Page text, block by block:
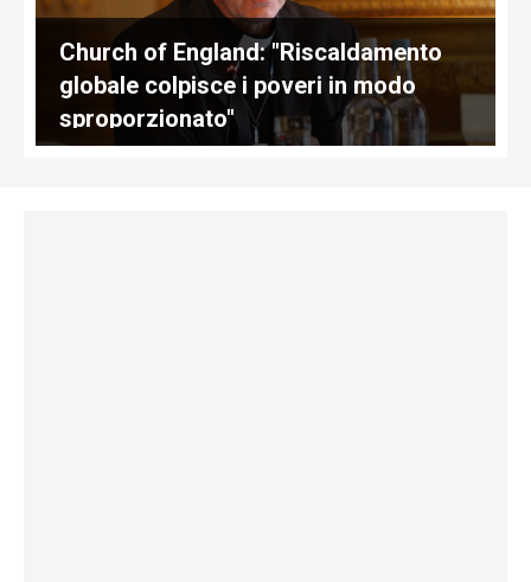
Church of England: "Riscaldamento
globale colpisce i poveri in modo
sproporzionato"